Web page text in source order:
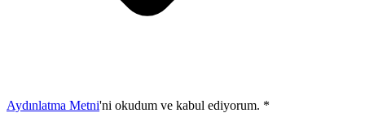
Aydınlatma Metni'ni okudum ve kabul ediyorum. *